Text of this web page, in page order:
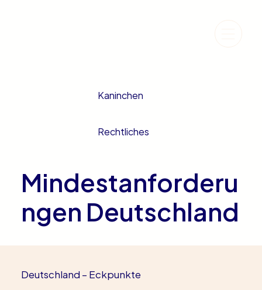
Kaninchen
Rechtliches
Mindestanforderu
ngen Deutschland
Deutschland – Eckpunkte